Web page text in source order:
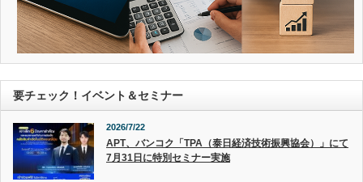
要チェック！イベント＆セミナー
2026/7/22
APT、バンコク「TPA（泰日経済技術振興協会）」にて
7月31日に特別セミナー実施